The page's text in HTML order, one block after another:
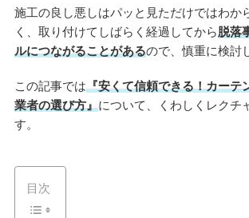
施工の良し悪しはパッと見ただけではわか
く、取り付けてしばらく経過してから脱落
ルにつながることがあるので、慎重に検討
この記事では『安くて信頼できる！カーテ
業者の選び方』について、くわしくレクチ
す。
目次